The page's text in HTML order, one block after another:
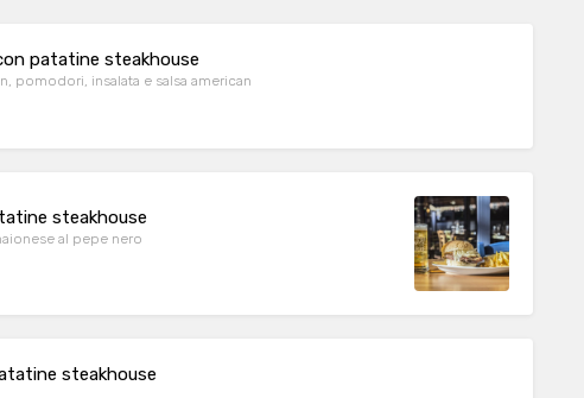
patatine steakhouse
pomodori, insalata e salsa american
steakhouse
al pepe nero
steakhouse